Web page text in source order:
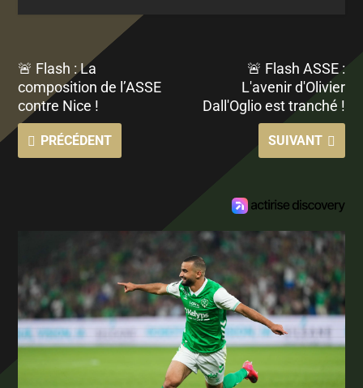
🚨 Flash : La
composition de l’ASSE
contre Nice !
PRÉCÉDENT
🚨 Flash ASSE :
L'avenir d'Olivier
Dall'Oglio est tranché !
SUIVANT